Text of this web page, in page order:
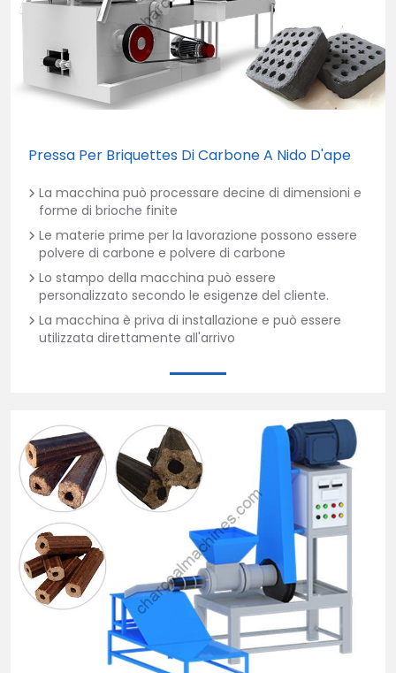
Pressa Per Briquettes Di Carbone A Nido D'ape
La macchina può processare decine di dimensioni e
forme di brioche finite
Le materie prime per la lavorazione possono essere
polvere di carbone e polvere di carbone
Lo stampo della macchina può essere
personalizzato secondo le esigenze del cliente.
La macchina è priva di installazione e può essere
utilizzata direttamente all'arrivo